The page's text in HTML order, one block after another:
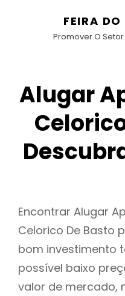
FEIRA
Promover O
Alugar
Encontrar Alugar
Celorico De Basto
bom investimento
possível baixo
valor de mercado,